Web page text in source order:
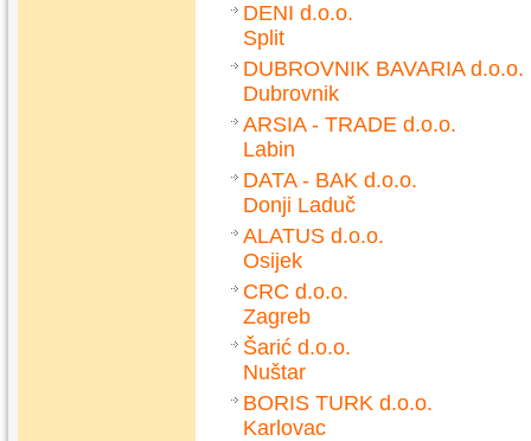
DENI d.o.o.
Split
DUBROVNIK BAVARIA d.o.o.
Dubrovnik
ARSIA - TRADE d.o.o.
Labin
DATA - BAK d.o.o.
Donji Laduč
ALATUS d.o.o.
Osijek
CRC d.o.o.
Zagreb
Šarić d.o.o.
Nuštar
BORIS TURK d.o.o.
Karlovac